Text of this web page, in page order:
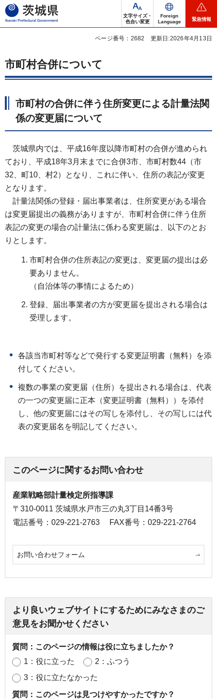
茨城県
文字サイズ・
色合い変更
Foreign
Language
緊急情報
ページ番号：2682 更新日:2026年4月13日
市町村合併について
市町村の合併に伴う住所変更による計量法関
係の変更届について
茨城県内では、平成16年度以降市町村の合併が進められ
ており、平成18年3月末までに合併3市、市町村数44（市
32、町10、村2）となり、これに伴い、住所の表記が変更
となります。
計量法関係の登録・届出事業者は、住所変更がある場合
は変更届提出の義務がありますが、市町村合併に伴う住所
表記の変更の場合の計量法に係わる変更届は、以下のとお
りとします。
市町村合併の住所表記の変更は、変更届の提出は必
要ありません。
（自治体等の事情によるため）
登録、届出事業者の方が変更届を提出される場合は
受理します。
各該当市町村等などで発行する変更証明書（無料）を添
付してください。
複数の事業の変更届（住所）を提出される場合は、代表
の一つの変更届に正本（変更証明書（無料））を添付
し、他の変更届にはその写しを添付し、その写しには代
表の変更届名を明記してください。
このページに関するお問い合わせ
産業戦略部計量検定所指導課
〒310-0011 茨城県水戸市三の丸3丁目14番3号
電話番号：029-221-2763
FAX番号：029-221-2764
お問い合わせフォーム
より良いウェブサイトにするためにみなさまのご
意見をお聞かせください
質問：このページの情報は役に立ちましたか？
1：役に立った
2：ふつう
3：役に立たなかった
質問：このページは見つけやすかったですか？